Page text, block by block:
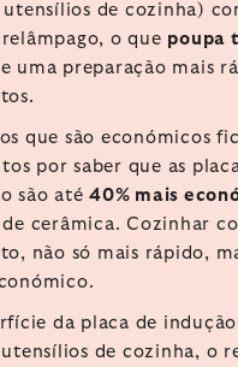
de cozinha)
o que poupa
uma preparação mais
que são económicos
por saber que as
são até 40% mais
de cerâmica. Cozinhar
não só mais rápido,
da placa de
utensílios de cozinha, o